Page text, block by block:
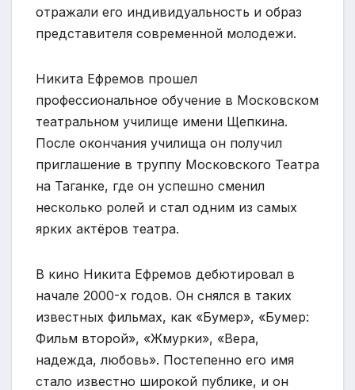
отражали его индивидуальность и образ
представителя современной молодежи.
Никита Ефремов прошел
профессиональное обучение в Московском
театральном училище имени Щепкина.
После окончания училища он получил
приглашение в труппу Московского Театра
на Таганке, где он успешно сменил
несколько ролей и стал одним из самых
ярких актёров театра.
В кино Никита Ефремов дебютировал в
начале 2000-х годов. Он снялся в таких
известных фильмах, как «Бумер», «Бумер:
Фильм второй», «Жмурки», «Вера,
надежда, любовь». Постепенно его имя
стало известно широкой публике, и он